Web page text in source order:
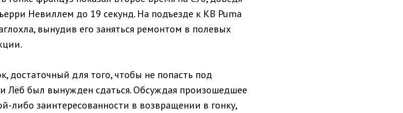
Невиллем до 19 секунд. На подъезде к КВ Puma
вынудив его заняться ремонтом в полевых
достаточный для того, чтобы не попасть под
Лёб был вынужден сдаться. Обсуждая произошедшее
либо заинтересованности в возвращении в гонку,